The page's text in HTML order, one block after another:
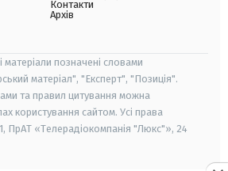
Контакти
Архів
матеріали позначені словами
матеріал", "Експерт", "Позиція".
та правил цитування можна
користування сайтом. Усі права
ПрАТ «Телерадіокомпанія "Люкс"», 24